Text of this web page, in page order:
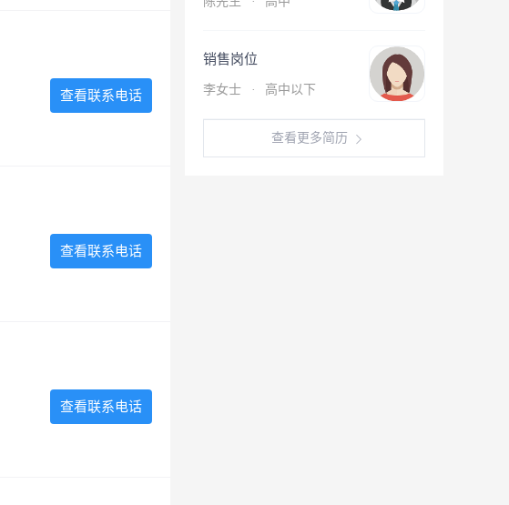
销售岗位
李女士 · 高中以下
查看更多简历
查看联系电话
查看联系电话
查看联系电话